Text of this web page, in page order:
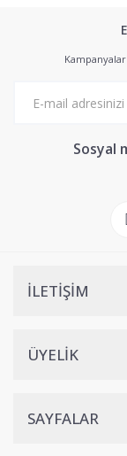
Sosyal
İLETİŞİM
ÜYELİK
SAYFALAR